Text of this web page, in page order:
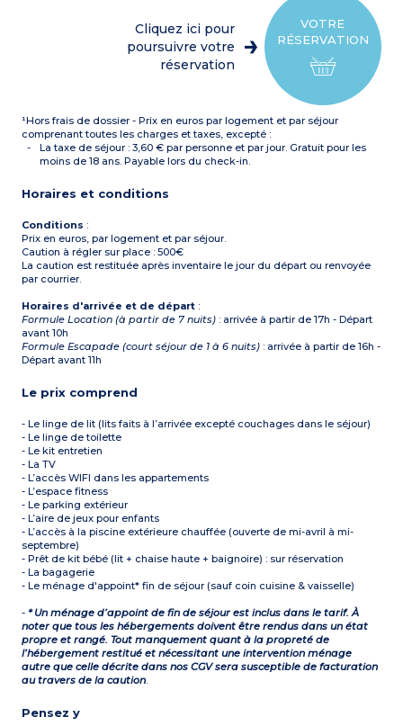
hotte, cafetière électrique,
bouilloire, grill pain,
cafetière à capsules)
1 chambre avec 2
couchages : 1 grand lit 160
Salle de bains avec
baignoire ou douche,
sèche-cheveux, miroir
grossissant , WC séparé
VOTRE
RÉSERVATION
Cliquez ici pour
poursuivre votre
réservation
¹Hors frais de dossier - Prix en euros par logement et par séjour
comprenant toutes les charges et taxes, excepté :
La taxe de séjour : 3,60 € par personne et par jour. Gratuit pour les
moins de 18 ans. Payable lors du check-in.
Horaires et conditions
Conditions :
Prix en euros, par logement et par séjour.
Caution à régler sur place : 500€
La caution est restituée après inventaire le jour du départ ou renvoyée
par courrier.
Horaires d'arrivée et de départ :
Formule Location (à partir de 7 nuits) : arrivée à partir de 17h - Départ
avant 10h
Formule Escapade (court séjour de 1 à 6 nuits) : arrivée à partir de 16h -
Départ avant 11h
Le prix comprend
- Le linge de lit (lits faits à l’arrivée excepté couchages dans le séjour)
- Le linge de toilette
- Le kit entretien
- La TV
- L’accès WIFI dans les appartements
- L’espace fitness
- Le parking extérieur
- L’aire de jeux pour enfants
- L’accès à la piscine extérieure chauffée (ouverte de mi-avril à mi-
septembre)
- Prêt de kit bébé (lit + chaise haute + baignoire) : sur réservation
- La bagagerie
- Le ménage d'appoint* fin de séjour (sauf coin cuisine & vaisselle)
-* Un ménage d’appoint de fin de séjour est inclus dans le tarif. À
noter que tous les hébergements doivent être rendus dans un état
propre et rangé. Tout manquement quant à la propreté de
l’hébergement restitué et nécessitant une intervention ménage
autre que celle décrite dans nos CGV sera susceptible de facturation
au travers de la caution.
Pensez y